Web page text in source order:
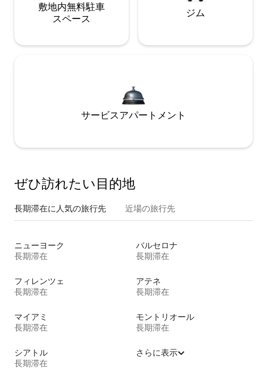
敷地内無料駐⁠車
ス⁠ペ⁠ー⁠ス
ジム
サービスアパートメント
ぜひ訪⁠れ⁠た⁠い目⁠的⁠地
長期滞在に人気の旅行先 近場の旅行先
ニューヨーク
長期滞在
バルセロナ
長期滞在
フィレンツェ
長期滞在
アテネ
長期滞在
マイアミ
長期滞在
モントリオール
長期滞在
シアトル
長期滞在
さらに表示